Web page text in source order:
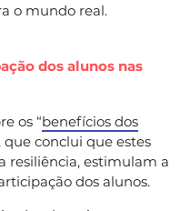
o mundo real.
dos alunos nas
os “benefícios dos
que conclui que estes
resiliência, estimulam a
dos alunos.